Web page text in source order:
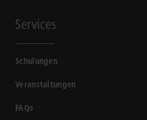
Services
Schulungen
Veranstaltungen
FAQs